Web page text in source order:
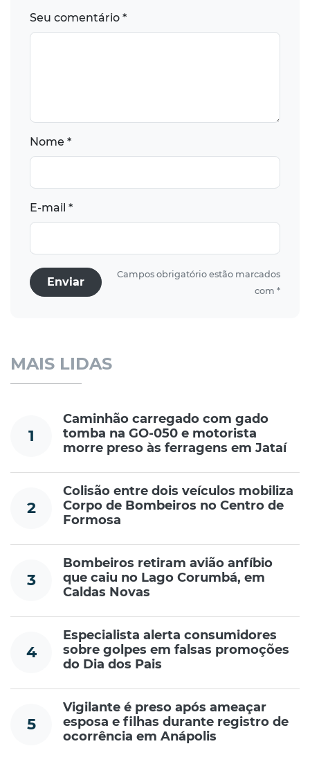
Seu comentário *
Nome *
E-mail *
Enviar
Campos obrigatório estão marcados
com *
MAIS LIDAS
1
Caminhão carregado com gado
tomba na GO-050 e motorista
morre preso às ferragens em Jataí
2
Colisão entre dois veículos mobiliza
Corpo de Bombeiros no Centro de
Formosa
3
Bombeiros retiram avião anfíbio
que caiu no Lago Corumbá, em
Caldas Novas
4
Especialista alerta consumidores
sobre golpes em falsas promoções
do Dia dos Pais
5
Vigilante é preso após ameaçar
esposa e filhas durante registro de
ocorrência em Anápolis